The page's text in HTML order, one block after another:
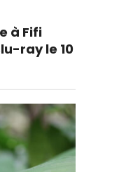
à Fifi
ray le 10